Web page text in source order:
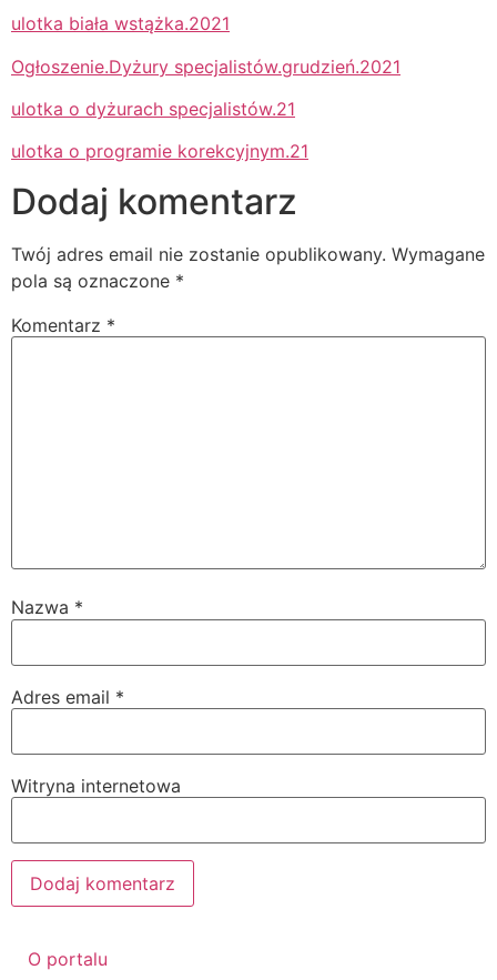
ulotka biała wstążka.2021
Ogłoszenie.Dyżury specjalistów.grudzień.2021
ulotka o dyżurach specjalistów.21
ulotka o programie korekcyjnym.21
Dodaj komentarz
Twój adres email nie zostanie opublikowany. Wymagane
pola są oznaczone *
Komentarz *
Nazwa *
Adres email *
Witryna internetowa
O portalu